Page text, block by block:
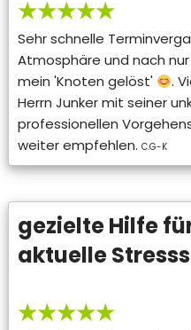
★★★★★
Sehr schnelle
Atmosphäre und nach
mein 'Knoten gelöst'
.
Herrn Junker mit seiner
professionellen
weiter empfehlen. C.G-K
gezielte Hilfe
aktuelle
★★★★★